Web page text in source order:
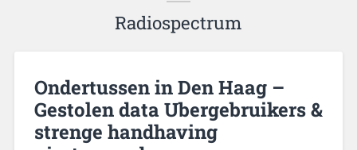
Radiospectrum
Ondertussen in Den Haag –
Gestolen data Ubergebruikers &
strenge handhaving